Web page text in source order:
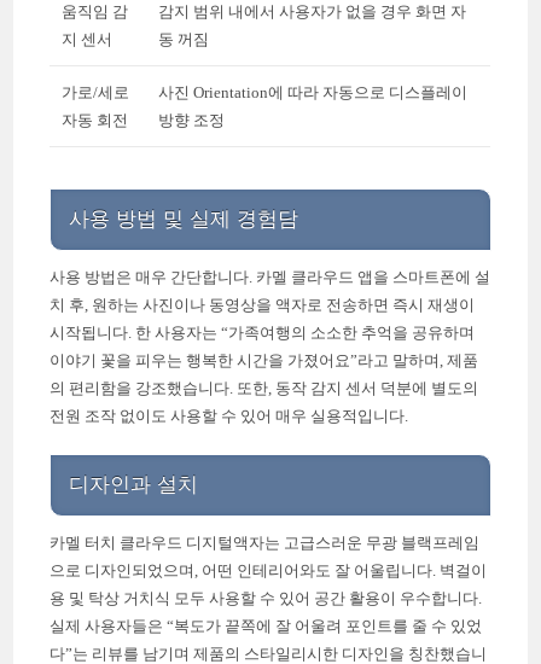
움직임 감
지 센서
감지 범위 내에서 사용자가 없을 경우 화면 자
동 꺼짐
가로/세로
자동 회전
사진 Orientation에 따라 자동으로 디스플레이
방향 조정
사용 방법 및 실제 경험담
사용 방법은 매우 간단합니다. 카멜 클라우드 앱을 스마트폰에 설
치 후, 원하는 사진이나 동영상을 액자로 전송하면 즉시 재생이
시작됩니다. 한 사용자는 “가족여행의 소소한 추억을 공유하며
이야기 꽃을 피우는 행복한 시간을 가졌어요”라고 말하며, 제품
의 편리함을 강조했습니다. 또한, 동작 감지 센서 덕분에 별도의
전원 조작 없이도 사용할 수 있어 매우 실용적입니다.
디자인과 설치
카멜 터치 클라우드 디지털액자는 고급스러운 무광 블랙프레임
으로 디자인되었으며, 어떤 인테리어와도 잘 어울립니다. 벽걸이
용 및 탁상 거치식 모두 사용할 수 있어 공간 활용이 우수합니다.
실제 사용자들은 “복도가 끝쪽에 잘 어울려 포인트를 줄 수 있었
다”는 리뷰를 남기며 제품의 스타일리시한 디자인을 칭찬했습니